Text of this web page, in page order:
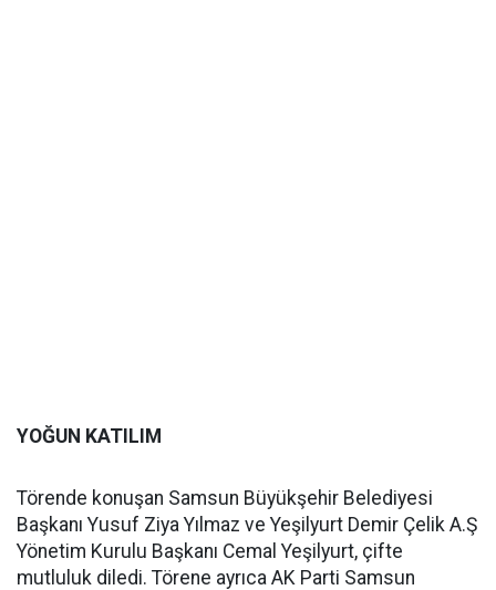
YOĞUN KATILIM
Törende konuşan Samsun Büyükşehir Belediyesi
Başkanı Yusuf Ziya Yılmaz ve Yeşilyurt Demir Çelik A.Ş
Yönetim Kurulu Başkanı Cemal Yeşilyurt, çifte
mutluluk diledi. Törene ayrıca AK Parti Samsun